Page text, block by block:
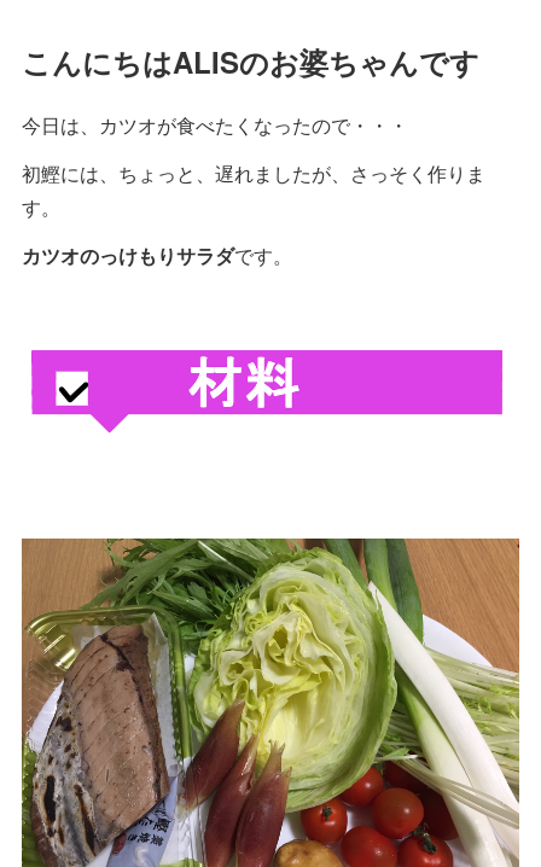
こんにちはALISのお婆ちゃんです
今日は、カツオが食べたくなったので・・・
初鰹には、ちょっと、遅れましたが、さっそく作りま
す。
カツオのっけもりサラダです。